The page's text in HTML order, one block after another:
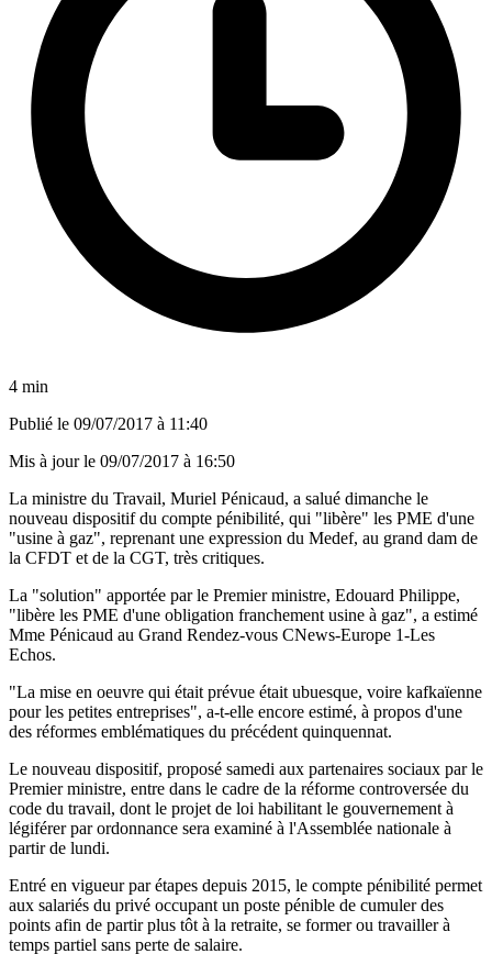
4 min
Publié le 09/07/2017 à 11:40
Mis à jour le 09/07/2017 à 16:50
La ministre du Travail, Muriel Pénicaud, a salué dimanche le
nouveau dispositif du compte pénibilité, qui "libère" les PME d'une
"usine à gaz", reprenant une expression du Medef, au grand dam de
la CFDT et de la CGT, très critiques.
La "solution" apportée par le Premier ministre, Edouard Philippe,
"libère les PME d'une obligation franchement usine à gaz", a estimé
Mme Pénicaud au Grand Rendez-vous CNews-Europe 1-Les
Echos.
"La mise en oeuvre qui était prévue était ubuesque, voire kafkaïenne
pour les petites entreprises", a-t-elle encore estimé, à propos d'une
des réformes emblématiques du précédent quinquennat.
Le nouveau dispositif, proposé samedi aux partenaires sociaux par le
Premier ministre, entre dans le cadre de la réforme controversée du
code du travail, dont le projet de loi habilitant le gouvernement à
légiférer par ordonnance sera examiné à l'Assemblée nationale à
partir de lundi.
Entré en vigueur par étapes depuis 2015, le compte pénibilité permet
aux salariés du privé occupant un poste pénible de cumuler des
points afin de partir plus tôt à la retraite, se former ou travailler à
temps partiel sans perte de salaire.